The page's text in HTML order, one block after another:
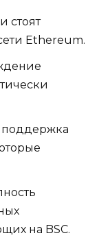
стоят
Ethereum.
поддержка
на BSC.